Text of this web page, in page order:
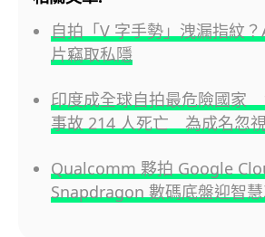
自拍「V 字手勢」洩漏指紋
片竊取私隱
印度成全球自拍最危險國家
事故 214 人死亡 為成名忽
Qualcomm 夥拍 Google
Snapdragon 數碼底盤迎智